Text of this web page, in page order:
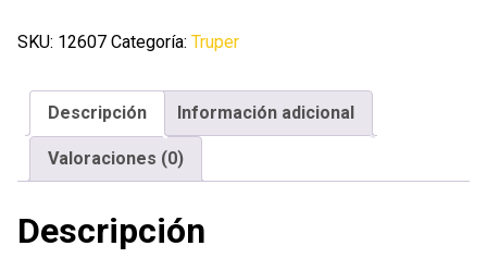
para
sucia
HP
Truper
SKU: 12607 Categoría: Truper
Descripción Información adicional
Valoraciones (0)
Descripción